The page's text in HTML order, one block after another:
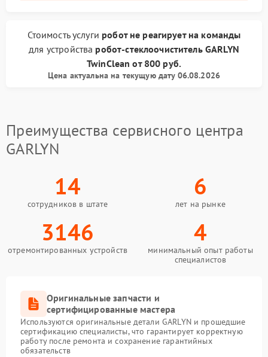
Стоимость услуги робот не реагирует на команды
для устройства робот-стеклоочиститель GARLYN
TwinCleanот 800 руб.
Цена актуальна на текущую дату 06.08.2026
Преимущества сервисного центра
GARLYN
14
сотрудников в штате
6
лет на рынке
3146
отремонтированных устройств
4
минимальный опыт работы
специалистов
Оригинальные запчасти и
сертифицированные мастера
Используются оригинальные детали GARLYN и прошедшие
сертификацию специалисты, что гарантирует корректную
работу после ремонта и сохранение гарантийных
обязательств